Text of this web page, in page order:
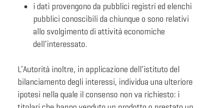
i dati provengono da pubblici registri ed elenchi
pubblici conoscibili da chiunque o sono relativi
allo svolgimento di attività economiche
dell’interessato.
L’Autorità inoltre, in applicazione dell’istituto del
bilanciamento degli interessi, individua una ulteriore
ipotesi nella quale il consenso non va richiesto: i